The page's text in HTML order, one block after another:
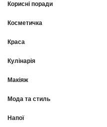
Корисні поради
Косметичка
Краса
Кулінарія
Макіяж
Мода та стиль
Напої